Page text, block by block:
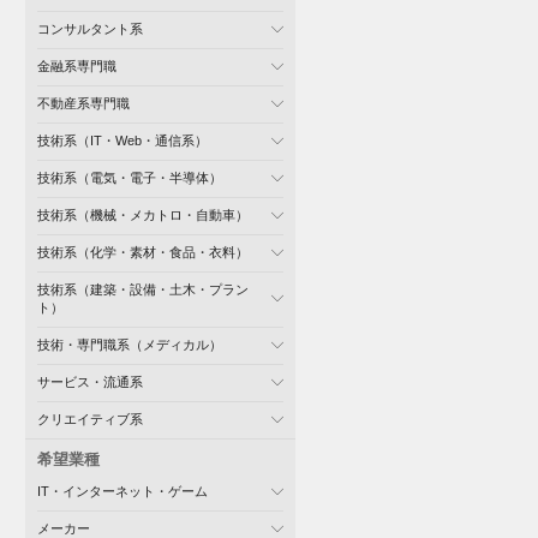
コンサルタント系
金融系専門職
不動産系専門職
技術系（IT・Web・通信系）
技術系（電気・電子・半導体）
技術系（機械・メカトロ・自動車）
技術系（化学・素材・食品・衣料）
技術系（建築・設備・土木・プラン
ト）
技術・専門職系（メディカル）
サービス・流通系
クリエイティブ系
希望業種
IT・インターネット・ゲーム
メーカー